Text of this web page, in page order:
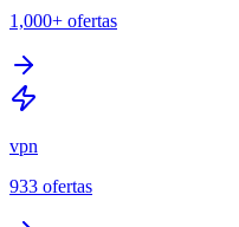
1,000+ ofertas
vpn
933 ofertas